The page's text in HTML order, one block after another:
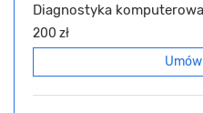
Diagnostyka komputerowa
200 zł